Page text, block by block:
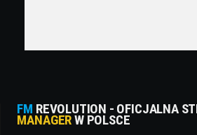
FM REVOLUTION - OFICJALNA
MANAGERW POLSCE